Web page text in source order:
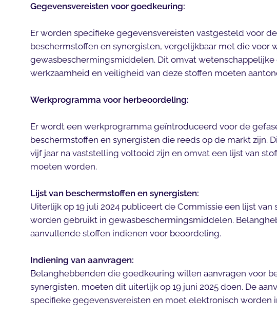
Gegevensvereisten voor goedkeuring:
Er worden specifieke gegevensvereisten vastgesteld voor
beschermstoffen en synergisten, vergelijkbaar met die voor
gewasbeschermingsmiddelen. Dit omvat
werkzaamheid en veiligheid van deze stoffen moeten
Werkprogramma voor herbeoordeling:
Er wordt een werkprogramma geïntroduceerd voor de
beschermstoffen en synergisten die reeds op de markt zijn.
vijf jaar na vaststelling voltooid zijn en omvat een lijst van
moeten worden.
Lijst van beschermstoffen en synergisten:
Uiterlijk op 19 juli 2024 publiceert de Commissie een lijst
worden gebruikt in gewasbeschermingsmiddelen.
aanvullende stoffen indienen voor beoordeling.
Indiening van aanvragen:
Belanghebbenden die goedkeuring willen aanvragen voor
synergisten, moeten dit uiterlijk op 19 juni 2025 doen. De
specifieke gegevensvereisten en moet elektronisch worden